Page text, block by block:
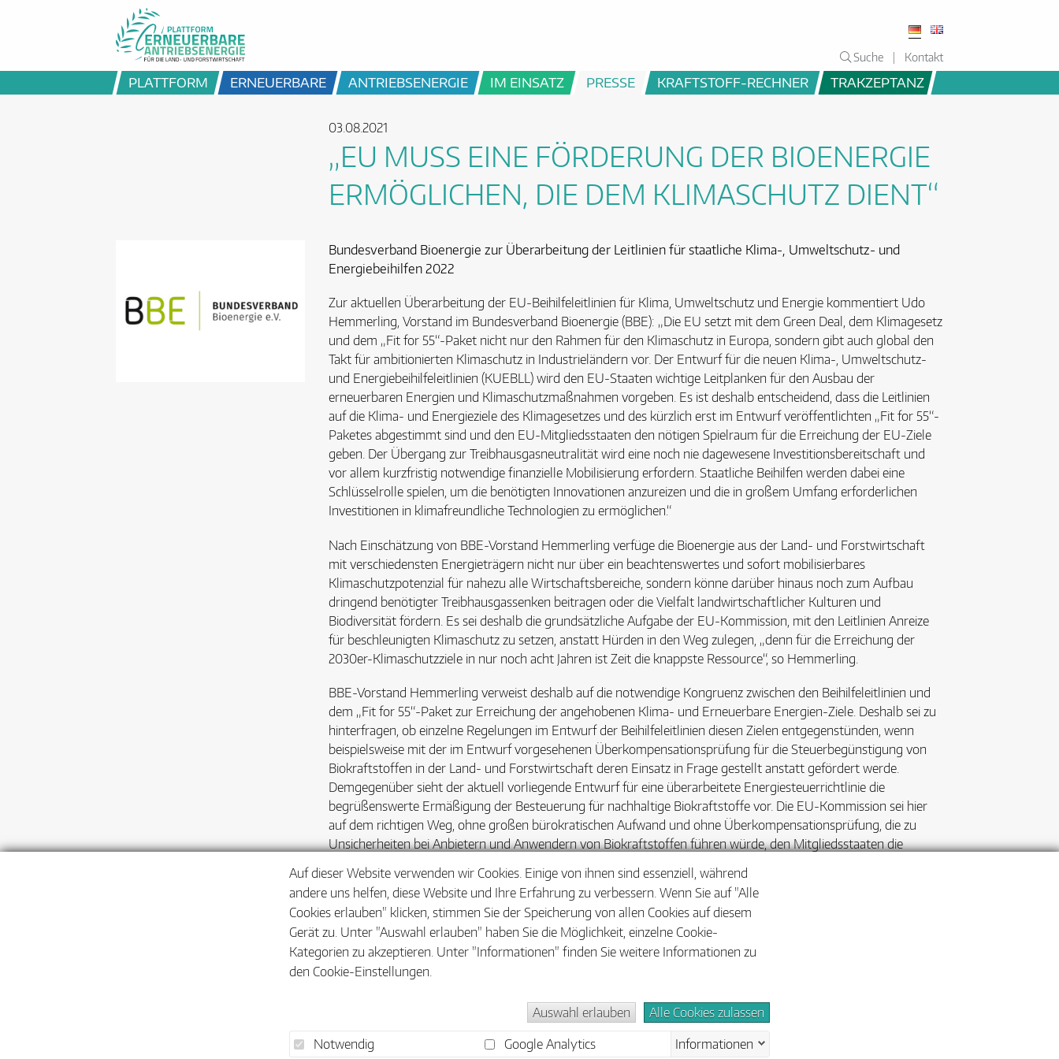
Suche Kontakt
PLATTFORM ERNEUERBARE ANTRIEBSENERGIE IM EINSATZ PRESSE KRAFTSTOFF-RECHNER TRAKZEPTANZ
03.08.2021
„EU MUSS EINE FÖRDERUNG DER BIOENERGIE
ERMÖGLICHEN, DIE DEM KLIMASCHUTZ DIENT“
Bundesverband Bioenergie zur Überarbeitung der Leitlinien für staatliche Klima-, Umweltschutz- und
Energiebeihilfen 2022
Zur aktuellen Überarbeitung der EU-Beihilfeleitlinien für Klima, Umweltschutz und Energie kommentiert Udo
Hemmerling, Vorstand im Bundesverband Bioenergie (BBE): „Die EU setzt mit dem Green Deal, dem Klimagesetz
und dem „Fit for 55“-Paket nicht nur den Rahmen für den Klimaschutz in Europa, sondern gibt auch global den
Takt für ambitionierten Klimaschutz in Industrieländern vor. Der Entwurf für die neuen Klima-, Umweltschutz-
und Energiebeihilfeleitlinien (KUEBLL) wird den EU-Staaten wichtige Leitplanken für den Ausbau der
erneuerbaren Energien und Klimaschutzmaßnahmen vorgeben. Es ist deshalb entscheidend, dass die Leitlinien
auf die Klima- und Energieziele des Klimagesetzes und des kürzlich erst im Entwurf veröffentlichten „Fit for 55“-
Paketes abgestimmt sind und den EU-Mitgliedsstaaten den nötigen Spielraum für die Erreichung der EU-Ziele
geben. Der Übergang zur Treibhausgasneutralität wird eine noch nie dagewesene Investitionsbereitschaft und
vor allem kurzfristig notwendige finanzielle Mobilisierung erfordern. Staatliche Beihilfen werden dabei eine
Schlüsselrolle spielen, um die benötigten Innovationen anzureizen und die in großem Umfang erforderlichen
Investitionen in klimafreundliche Technologien zu ermöglichen.“
Nach Einschätzung von BBE-Vorstand Hemmerling verfüge die Bioenergie aus der Land- und Forstwirtschaft
mit verschiedensten Energieträgern nicht nur über ein beachtenswertes und sofort mobilisierbares
Klimaschutzpotenzial für nahezu alle Wirtschaftsbereiche, sondern könne darüber hinaus noch zum Aufbau
dringend benötigter Treibhausgassenken beitragen oder die Vielfalt landwirtschaftlicher Kulturen und
Biodiversität fördern. Es sei deshalb die grundsätzliche Aufgabe der EU-Kommission, mit den Leitlinien Anreize
für beschleunigten Klimaschutz zu setzen, anstatt Hürden in den Weg zulegen, „denn für die Erreichung der
2030er-Klimaschutzziele in nur noch acht Jahren ist Zeit die knappste Ressource“, so Hemmerling.
BBE-Vorstand Hemmerling verweist deshalb auf die notwendige Kongruenz zwischen den Beihilfeleitlinien und
dem „Fit for 55“-Paket zur Erreichung der angehobenen Klima- und Erneuerbare Energien-Ziele. Deshalb sei zu
hinterfragen, ob einzelne Regelungen im Entwurf der Beihilfeleitlinien diesen Zielen entgegenstünden, wenn
beispielsweise mit der im Entwurf vorgesehenen Überkompensationsprüfung für die Steuerbegünstigung von
Biokraftstoffen in der Land- und Forstwirtschaft deren Einsatz in Frage gestellt anstatt gefördert werde.
Demgegenüber sieht der aktuell vorliegende Entwurf für eine überarbeitete Energiesteuerrichtlinie die
begrüßenswerte Ermäßigung der Besteuerung für nachhaltige Biokraftstoffe vor. Die EU-Kommission sei hier
auf dem richtigen Weg, ohne großen bürokratischen Aufwand und ohne Überkompensationsprüfung, die zu
Unsicherheiten bei Anbietern und Anwendern von Biokraftstoffen führen würde, den Mitgliedsstaaten die
Hemmerling.
Die Stellungnahme des BBE zur Überarbeitung der KUEBLL steht hierzum Download.
Barrierefreiheit
Auf dieser Website verwenden wir Cookies. Einige von ihnen sind essenziell, während
andere uns helfen, diese Website und Ihre Erfahrung zu verbessern. Wenn Sie auf "Alle
Cookies erlauben" klicken, stimmen Sie der Speicherung von allen Cookies auf diesem
Gerät zu. Unter "Auswahl erlauben" haben Sie die Möglichkeit, einzelne Cookie-
Kategorien zu akzeptieren. Unter "Informationen" finden Sie weitere Informationen zu
den Cookie-Einstellungen.
Auswahl erlauben
Alle Cookies zulassen
Notwendig
Google Analytics Informationen